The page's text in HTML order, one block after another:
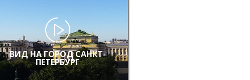
ВИД НА ГОРОД САНКТ-
ПЕТЕРБУРГ